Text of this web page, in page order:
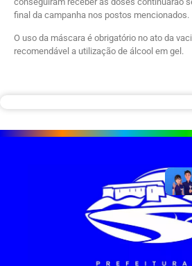
final da campanha nos postos mencionados.
O uso da máscara é obrigatório no ato da
recomendável a utilização de álcool em gel.